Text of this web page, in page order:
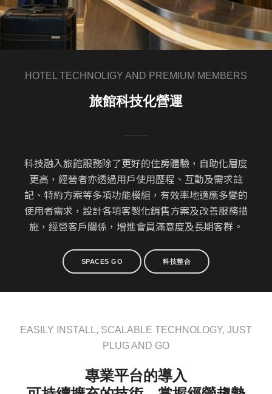
HOTEL TECHNOLIGY AND PREMIUM MEMBERS
旅館科技化營運
科技融入旅館服務除了更好的住房體驗，自助化層度
更高，經營者亦透過用戶使用歷程、互動及需求註
記、特約方案等多項功能模組，有效率地適應多變的
使用者需求，設計各項客製化銷售方案及改善服務措
施，經營客戶關係，增進會員滿意度及長期客群。
SPACES GO 科技整合
EASILY INSTALL, SCALABLE TECHNOLOGY, JUST
PLUG AND GO
專業平台的導入